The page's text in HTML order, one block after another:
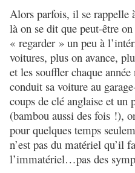
Alors parfois, il se rappelle
là on se dit que peut-être
« regarder » un peu à
voitures, plus on avance,
et les souffler chaque
conduit sa voiture au
coups de clé anglaise et un
(bambou aussi des fois !),
pour quelques temps
n’est pas du matériel qu’il
l’immatériel…pas des